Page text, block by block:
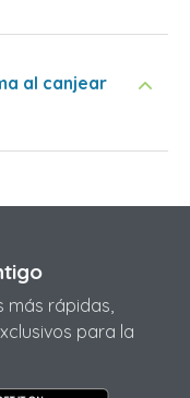
al canjear
más rápidas,
para la